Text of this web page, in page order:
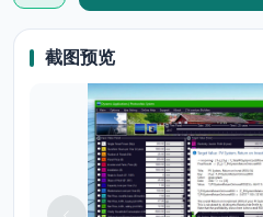
截图预览